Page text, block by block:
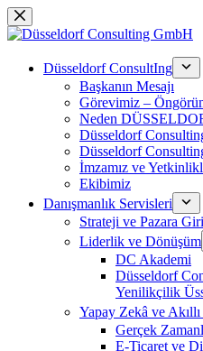
Skip
to
Düsseldorf ConsultIng
Başkanın Mesajı
Görevimiz –
Neden
Düsseldorf
Düsseldorf
İmzamız ve
Ekibimiz
Danışmanlık Servisleri
Strateji ve Pazara
Liderlik ve Dönüşüm
DC Akademi
Düsseldorf
Yenilikçilik
Yapay Zekâ ve
Gerçek
E-Ticaret ve